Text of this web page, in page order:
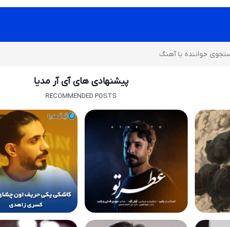
پیشنهادی های آی آر مدیا
RECOMMENDED POSTS